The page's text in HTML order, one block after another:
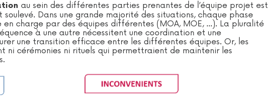
au sein des différentes parties prenantes de l’équipe projet est
Dans une grande majorité des situations, chaque phase
en charge par des équipes différentes (MOA, MOE, …). La pluralité
à une autre nécessitent une coordination et une
une transition efficace entre les différentes équipes. Or, les
ni cérémonies ni rituels qui permettraient de maintenir les